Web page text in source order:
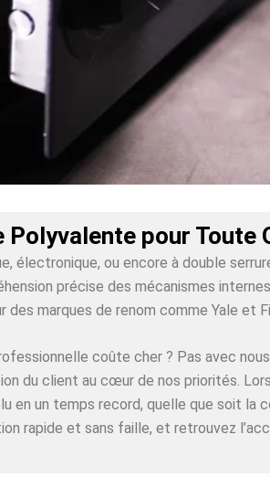
Polyvalente pour
électronique, ou encore à double
précise des mécanismes
des marques de renom comme Yale
coûte cher ? Pas avec
du client au cœur de nos priorités.
en un temps record, quelle que soit
rapide et sans faille, et retrouvez